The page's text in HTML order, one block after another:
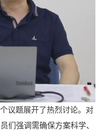
议题展开了热烈讨论。对
们强调需确保方案科学、